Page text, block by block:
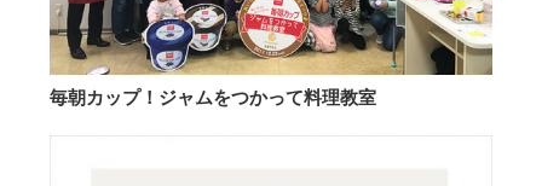
毎朝カップ！ジャムをつかって料理教室